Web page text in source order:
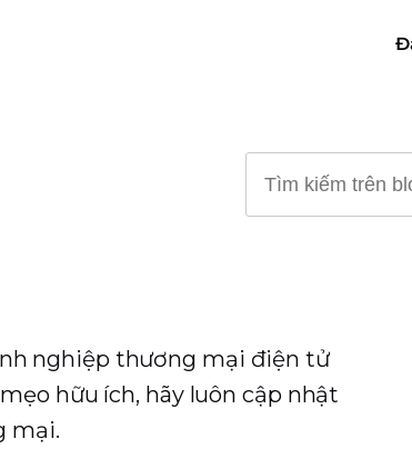
nghiệp thương mại điện tử
hữu ích, hãy luôn cập nhật
mại.